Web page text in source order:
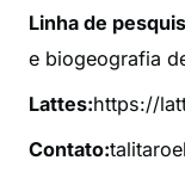
Linha de
e biogeografia
Lattes:https://
Contato: